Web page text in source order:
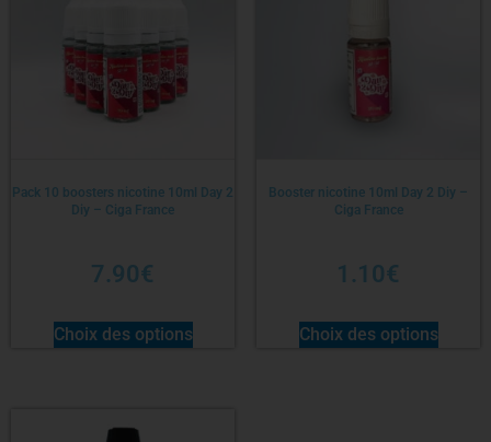
Pack 10 boosters nicotine 10ml Day 2
Diy – Ciga France
7.90€
Choix des options
Booster nicotine 10ml Day 2 Diy –
Ciga France
1.10€
Choix des options